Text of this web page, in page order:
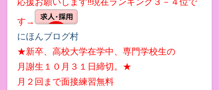
す→
にほんブログ村
★新卒、高校大学在学中、専門学校生の
月謝生１０月３１日締切。★
月２回まで面接練習無料